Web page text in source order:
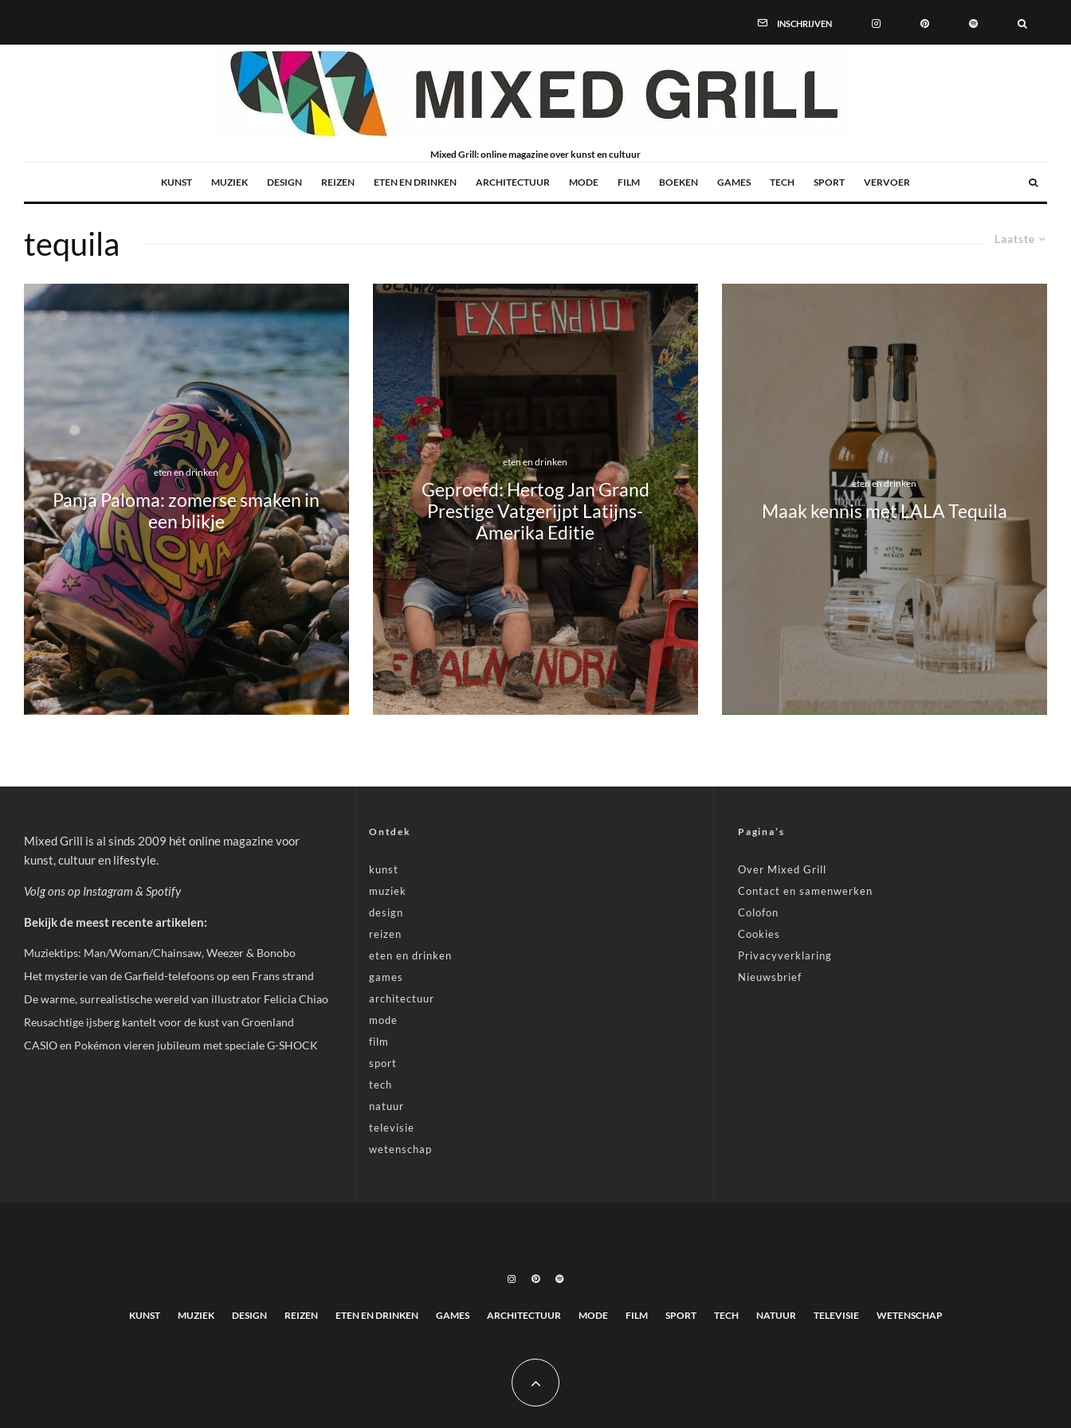
INSCHRIJVEN
Mixed Grill: online magazine over kunst en cultuur
KUNST MUZIEK DESIGN REIZEN ETEN EN DRINKEN ARCHITECTUUR MODE FILM BOEKEN GAMES TECH SPORT VERVOER
Laatste
tequila
eten en drinken
Panja Paloma: zomerse smaken in
een blikje
eten en drinken
Geproefd: Hertog Jan Grand
Prestige Vatgerijpt Latijns-
Amerika Editie
eten en drinken
Maak kennis met LALA Tequila
Mixed Grill is al sinds 2009 hét online magazine voor
kunst, cultuur en lifestyle.
Volg ons op Instagram & Spotify
Bekijk de meest recente artikelen:
Muziektips: Man/Woman/Chainsaw, Weezer & Bonobo
Het mysterie van de Garfield-telefoons op een Frans strand
De warme, surrealistische wereld van illustrator Felicia Chiao
Reusachtige ijsberg kantelt voor de kust van Groenland
CASIO en Pokémon vieren jubileum met speciale G-SHOCK
Ontdek
kunst
muziek
design
reizen
eten en drinken
games
architectuur
mode
film
sport
tech
natuur
televisie
wetenschap
Pagina’s
Over Mixed Grill
Contact en samenwerken
Colofon
Cookies
Privacyverklaring
Nieuwsbrief
KUNST MUZIEK DESIGN REIZEN ETEN EN DRINKEN GAMES ARCHITECTUUR MODE FILM SPORT TECH NATUUR TELEVISIE WETENSCHAP